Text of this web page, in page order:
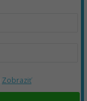
Zobraziť